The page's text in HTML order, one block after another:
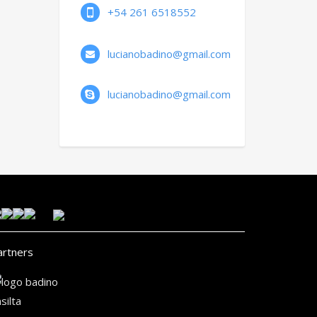
+54 261 6518552
lucianobadino@gmail.com
lucianobadino@gmail.com